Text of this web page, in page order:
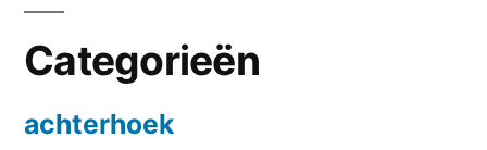
Categorieën
achterhoek